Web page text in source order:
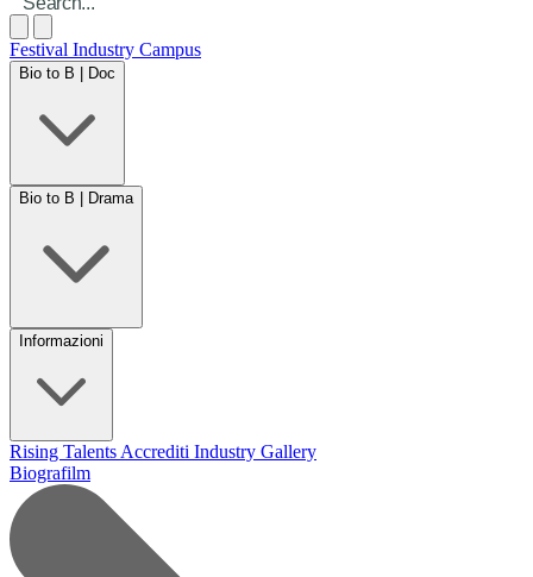
Festival Industry Campus
Bio to B | Doc
Bio to B | Drama
Informazioni
Rising Talents Accrediti Industry Gallery
Biografilm